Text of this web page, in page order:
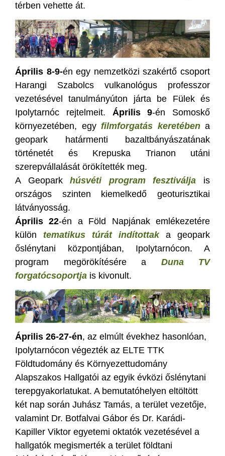
térben vehette át.
Április 8-9-én egy nemzetközi szakértő csoport
Harangi Szabolcs vulkanológus professzor
vezetésével tanulmányúton járta be Fülek és
Ipolytarnóc rejtelmeit. Április 9-én Somoskő
környezetében, egy filmforgatás keretébena
geopark határmenti bazaltbányászatának
történetét és Krepuska Trianon utáni
szerepvállalását örökítették meg.
A Geoparkhúsvéti program fesztiválja is
országos szinten kiemelkedő geoturisztikai
látványosság.
Április 22-én a Föld Napjának emlékezetére
külön tematikus túrát indítottaka geopark
őslénytani központjában, Ipolytarnócon. A
program megörökítésére a Duna TV
forgatócsoportja is kivonult.
Április 26-27-én, az elmúlt évekhez hasonlóan,
Ipolytarnócon végezték az ELTE TTK
Földtudomány és Környezettudomány
Alapszakos Hallgatói az egyik évközi őslénytani
terepgyakorlatukat. A bemutatóhelyen eltöltött
két nap során Juhász Tamás, a terület vezetője,
valamint Dr. Botfalvai Gábor és Dr. Karádi-
Kapiller Viktor egyetemi oktatók vezetésével a
hallgatók megismerték a terület földtani